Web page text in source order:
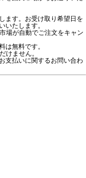
ます。お受け取り希望日を
いたします。
場が自動でご注文をキャン
は無料です。
けません。
支払いに関するお問い合わ